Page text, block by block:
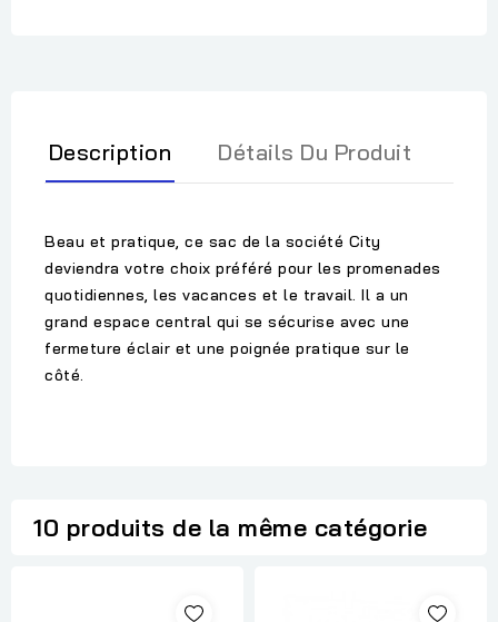
Description Détails Du Produit
Beau et pratique, ce sac de la société City
deviendra votre choix préféré pour les promenades
quotidiennes, les vacances et le travail. Il a un
grand espace central qui se sécurise avec une
fermeture éclair et une poignée pratique sur le
côté.
10 produits de la même catégorie